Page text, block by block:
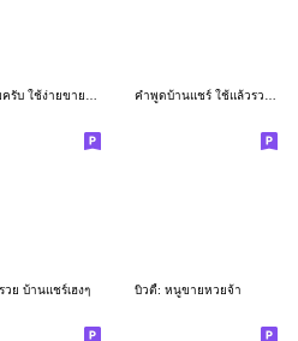
ขายหวยครับ ใช้ง่ายขายคล่องไม่ต้องพิมพ์ คำพูดบ้านแชร์ ใช้แล้วรวยเฮงๆ
วย บ้านแชร์เฮงๆ บิวตี้: หนูขายหวยจ้า